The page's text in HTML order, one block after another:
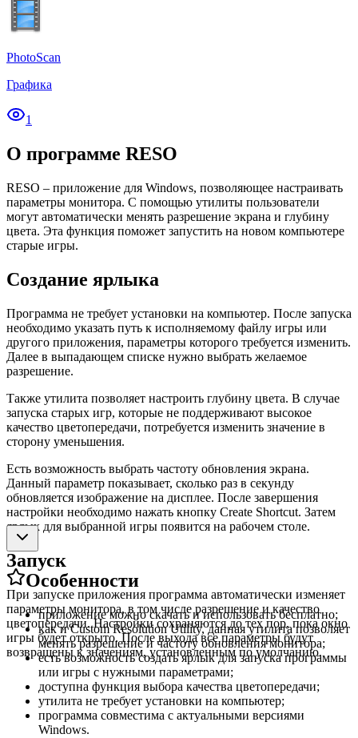
PhotoScan
Графика
1
О программе RESO
RESO – приложение для Windows, позволяющее настраивать
параметры монитора. С помощью утилиты пользователи
могут автоматически менять разрешение экрана и глубину
цвета. Эта функция поможет запустить на новом компьютере
старые игры.
Создание ярлыка
Программа не требует установки на компьютер. После запуска
необходимо указать путь к исполняемому файлу игры или
другого приложения, параметры которого требуется изменить.
Далее в выпадающем списке нужно выбрать желаемое
разрешение.
Также утилита позволяет настроить глубину цвета. В случае
запуска старых игр, которые не поддерживают высокое
качество цветопередачи, потребуется изменить значение в
сторону уменьшения.
Есть возможность выбрать частоту обновления экрана.
Данный параметр показывает, сколько раз в секунду
обновляется изображение на дисплее. После завершения
настройки необходимо нажать кнопку Create Shortcut. Затем
ярлык для выбранной игры появится на рабочем столе.
Запуск
При запуске приложения программа автоматически изменяет
параметры монитора, в том числе разрешение и качество
цветопередачи. Настройки сохраняются до тех пор, пока окно
игры будет открыто. После выхода все параметры будут
возвращены к значениям, установленным по умолчанию.
Особенности
приложение можно скачать и использовать бесплатно;
как и Custom Resolution Utility, данная утилита позволяет
менять разрешение и частоту обновления монитора;
есть возможность создать ярлык для запуска программы
или игры с нужными параметрами;
доступна функция выбора качества цветопередачи;
утилита не требует установки на компьютер;
программа совместима с актуальными версиями
Windows.